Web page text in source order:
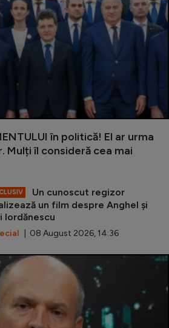
în politică! El ar urma
Mulți îl consideră cea mai
Un cunoscut regizor
un film despre Anghel și
Iordănescu
| 08 August 2026, 14:36